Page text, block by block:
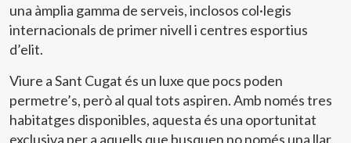
una àmplia gamma de serveis, inclosos col·legis
internacionals de primer nivell i centres esportius
d’elit.
Viure a Sant Cugat és un luxe que pocs poden
permetre’s, però al qual tots aspiren. Amb només tres
habitatges disponibles, aquesta és una oportunitat
exclusiva per a aquells que busquen no només una llar,